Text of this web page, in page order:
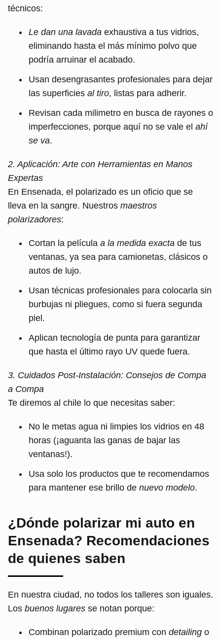
técnicos:
Le dan una lavada exhaustiva a tus vidrios,
eliminando hasta el más mínimo polvo que
podría arruinar el acabado.
Usan desengrasantes profesionales para dejar
las superficies al tiro, listas para adherir.
Revisan cada milimetro en busca de rayones o
imperfecciones, porque aquí no se vale el ahí
se va.
2. Aplicación: Arte con Herramientas en Manos
Expertas
En Ensenada, el polarizado es un oficio que se
lleva en la sangre. Nuestros maestros
polarizadores:
Cortan la película a la medida exacta de tus
ventanas, ya sea para camionetas, clásicos o
autos de lujo.
Usan técnicas profesionales para colocarla sin
burbujas ni pliegues, como si fuera segunda
piel.
Aplican tecnología de punta para garantizar
que hasta el último rayo UV quede fuera.
3. Cuidados Post-Instalación: Consejos de Compa
a Compa
Te diremos al chile lo que necesitas saber:
No le metas agua ni limpies los vidrios en 48
horas (¡aguanta las ganas de bajar las
ventanas!).
Usa solo los productos que te recomendamos
para mantener ese brillo de nuevo modelo.
¿Dónde polarizar mi auto en
Ensenada? Recomendaciones
de quienes saben
En nuestra ciudad, no todos los talleres son iguales.
Los buenos lugares se notan porque:
Combinan polarizado premium con detailing o